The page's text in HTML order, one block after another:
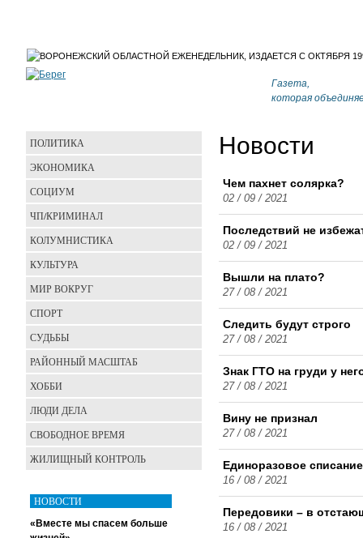
Газета,
которая
Новости
Чем пахнет солярка?
02 / 09 / 2021
Последствий не
02 / 09 / 2021
Вышли на плато?
27 / 08 / 2021
Следить будут строго
27 / 08 / 2021
Знак ГТО на груди у
27 / 08 / 2021
Вину не признал
27 / 08 / 2021
Единоразовое списание
16 / 08 / 2021
Передовики – в
16 / 08 / 2021
ПОЛИТИКА
ЭКОНОМИКА
СОЦИУМ
ЧП/КРИМИНАЛ
КОЛУМНИСТИКА
КУЛЬТУРА
МИР ВОКРУГ
СПОРТ
СУДЬБЫ
РАЙОННЫЙ МАСШТАБ
ХОББИ
ЛЮДИ ДЕЛА
СВОБОДНОЕ ВРЕМЯ
ЖИЛИЩНЫЙ КОНТРОЛЬ
НОВОСТИ
«Вместе мы спасем больше